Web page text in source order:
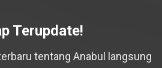
Terupdate!
tentang Anabul langsung